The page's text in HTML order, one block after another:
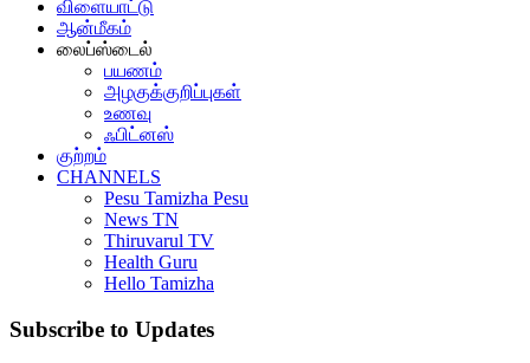
விளையாட்டு
ஆன்மீகம்
லைப்ஸ்டைல்
பயணம்
அழகுக்குறிப்புகள்
உணவு
ஃபிட்னஸ்
குற்றம்
CHANNELS
Pesu Tamizha Pesu
News TN
Thiruvarul TV
Health Guru
Hello Tamizha
Subscribe to Updates